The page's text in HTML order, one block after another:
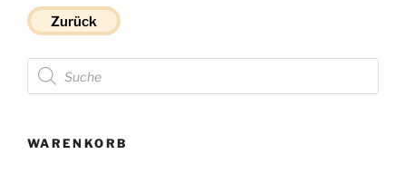
Zurück
Products
search
WARENKORB